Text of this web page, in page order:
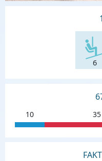
6
10 35